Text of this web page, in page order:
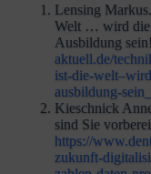
Lensing
Welt … wird die
Ausbildung
aktuell.de/
ist-die-
ausbildung-
Kieschnick
sind Sie
https://
zukunft-